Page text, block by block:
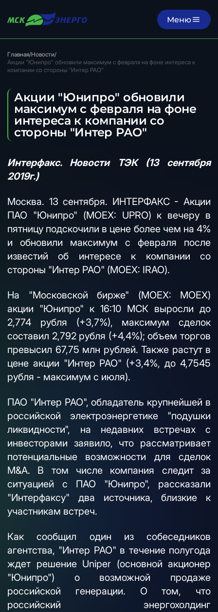
Меню
Главная/Новости/
Акции "Юнипро" обновили максимум с февраля на фоне интереса к
компании со стороны "Интер РАО"
Акции "Юнипро" обновили
максимум с февраля на фоне
интереса к компании со
стороны "Интер РАО"
Интерфакс. Новости ТЭК (13 сентября
2019г.)
Москва. 13 сентября. ИНТЕРФАКС - Акции
ПАО "Юнипро" (MOEX: UPRO) к вечеру в
пятницу подскочили в цене более чем на 4%
и обновили максимум с февраля после
известий об интересе к компании со
стороны "Интер РАО" (MOEX: IRAO).
На "Московской бирже" (MOEX: MOEX)
акции "Юнипро" к 16:10 МСК выросли до
2,774 рубля (+3,7%), максимум сделок
составил 2,792 рубля (+4,4%); объем торгов
превысил 67,75 млн рублей. Также растут в
цене акции "Интер РАО" (+3,4%, до 4,7545
рубля - максимум с июля).
ПАО "Интер РАО", обладатель крупнейшей в
российской электроэнергетике "подушки
ликвидности", на недавних встречах с
инвесторами заявило, что рассматривает
потенциальные возможности для сделок
M&A. В том числе компания следит за
ситуацией с ПАО "Юнипро", рассказали
"Интерфаксу" два источника, близкие к
участникам встреч.
Как сообщил один из собеседников
агентства, "Интер РАО" в течение полугода
ждет решение Uniper (основной акционер
"Юнипро") о возможной продаже
российской генерации. О том, что
российский энергохолдинг